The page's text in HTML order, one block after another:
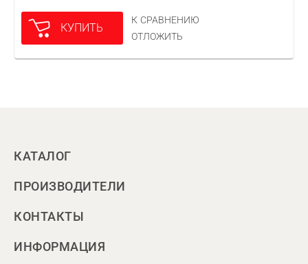
КУПИТЬ
К СРАВНЕНИЮ
ОТЛОЖИТЬ
КАТАЛОГ
ПРОИЗВОДИТЕЛИ
КОНТАКТЫ
ИНФОРМАЦИЯ